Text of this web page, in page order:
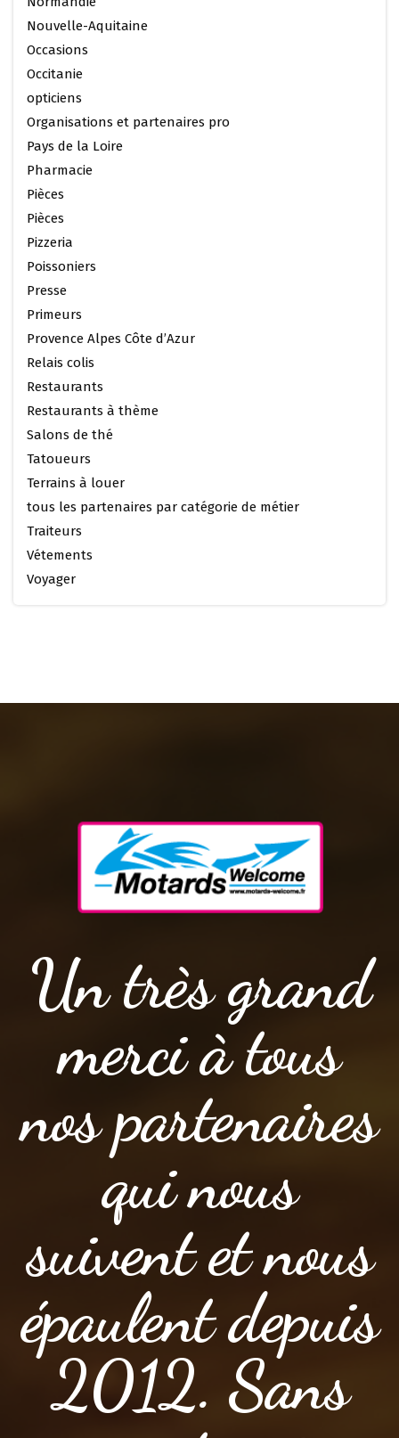
Nouvelle-Aquitaine
Occasions
Occitanie
opticiens
Organisations et partenaires pro
Pays de la Loire
Pharmacie
Pièces
Pièces
Pizzeria
Poissoniers
Presse
Primeurs
Provence Alpes Côte d’Azur
Relais colis
Restaurants
Restaurants à thème
Salons de thé
Tatoueurs
Terrains à louer
tous les partenaires par catégorie de métier
Traiteurs
Vétements
Voyager
Un très grand
merci à tous
nos partenaires
qui nous
suivent et nous
épaulent depuis
2012. Sans